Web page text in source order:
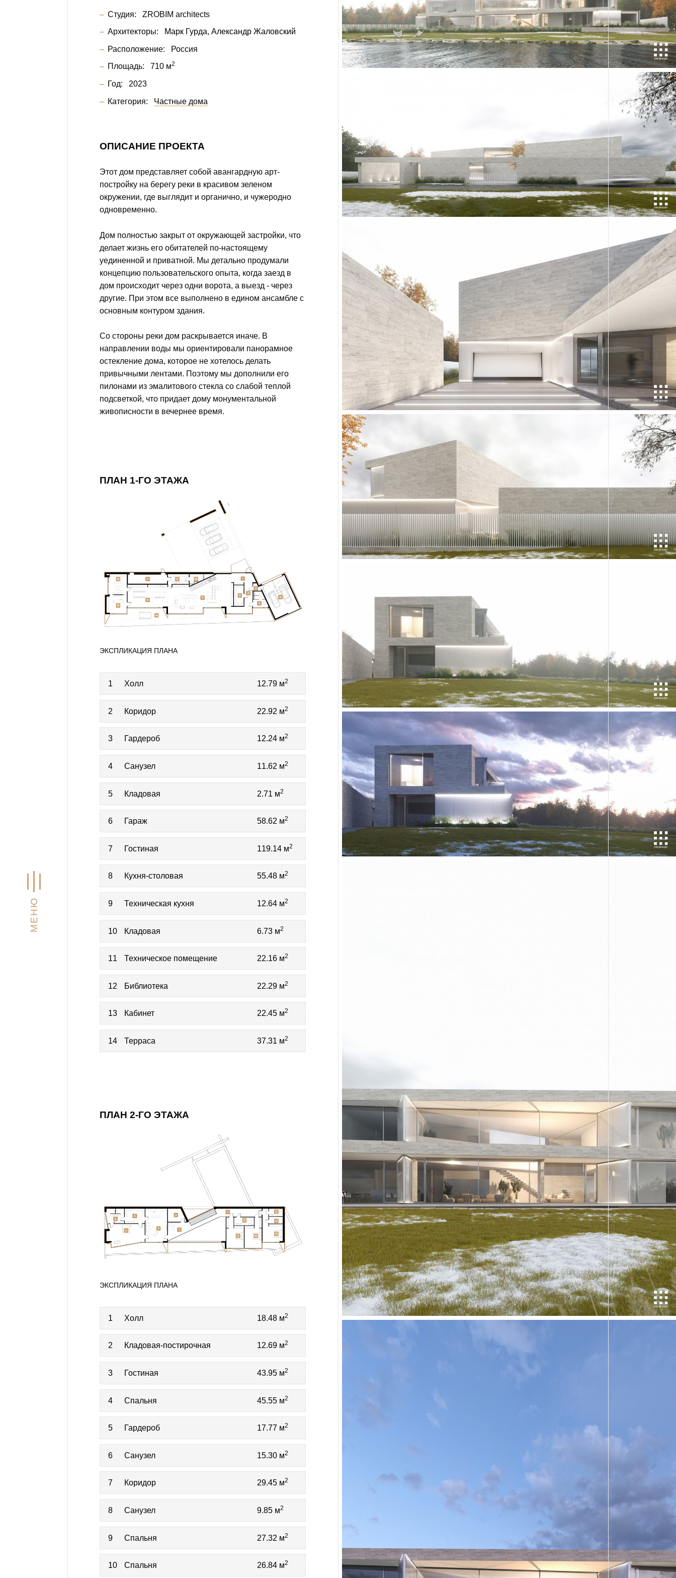
МЕНЮ
Студия: ZROBIM architects
Архитекторы: Марк Гурда Александр Жаловский
Расположение: Россия
Площадь: 710 м2
Год: 2023
Категория: Частные дома
ОПИСАНИЕ ПРОЕКТА
Этот дом представляет собой авангардную арт-
постройку на берегу реки в красивом зеленом
окружении, где выглядит и органично, и чужеродно
одновременно.
Дом полностью закрыт от окружающей застройки, что
делает жизнь его обитателей по-настоящему
уединенной и приватной. Мы детально продумали
концепцию пользовательского опыта, когда заезд в
дом происходит через одни ворота, а выезд - через
другие. При этом все выполнено в едином ансамбле с
основным контуром здания.
Со стороны реки дом раскрывается иначе. В
направлении воды мы ориентировали панорамное
остекление дома, которое не хотелось делать
привычными лентами. Поэтому мы дополнили его
пилонами из эмалитового стекла со слабой теплой
подсветкой, что придает дому монументальной
живописности в вечернее время.
ПЛАН 1-ГО ЭТАЖА
ЭКСПЛИКАЦИЯ ПЛАНА
1 Холл 12.79 м2
2 Коридор 22.92 м2
3 Гардероб 12.24 м2
4 Санузел 11.62 м2
5 Кладовая 2.71 м2
6 Гараж 58.62 м2
7 Гостиная 119.14 м2
8 Кухня-столовая 55.48 м2
9 Техническая кухня 12.64 м2
10 Кладовая 6.73 м2
11 Техническое помещение 22.16 м2
12 Библиотека 22.29 м2
13 Кабинет 22.45 м2
14 Терраса 37.31 м2
ПЛАН 2-ГО ЭТАЖА
ЭКСПЛИКАЦИЯ ПЛАНА
1 Холл 18.48 м2
2 Кладовая-постирочная 12.69 м2
3 Гостиная 43.95 м2
4 Спальня 45.55 м2
5 Гардероб 17.77 м2
6 Санузел 15.30 м2
7 Коридор 29.45 м2
8 Санузел 9.85 м2
9 Спальня 27.32 м2
10 Спальня 26.84 м2